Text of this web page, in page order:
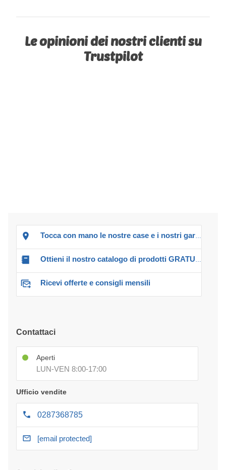
Le opinioni dei nostri clienti su
Trustpilot
Tocca con mano le nostre case e i nostri garage!
Ottieni il nostro catalogo di prodotti GRATUITO!
Ricevi offerte e consigli mensili
Contattaci
Aperti
LUN-VEN 8:00-17:00
Ufficio vendite
0287368785
[email protected]